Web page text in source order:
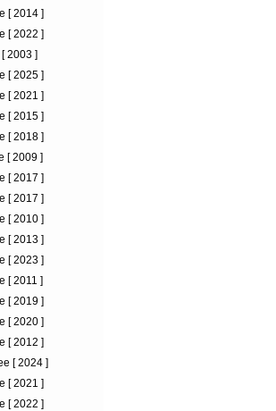
[ 2014 ]
[ 2022 ]
2003 ]
[ 2025 ]
[ 2021 ]
[ 2015 ]
[ 2018 ]
[ 2009 ]
[ 2017 ]
[ 2017 ]
[ 2010 ]
[ 2013 ]
[ 2023 ]
[ 2011 ]
[ 2019 ]
[ 2020 ]
[ 2012 ]
[ 2024 ]
[ 2021 ]
[ 2022 ]